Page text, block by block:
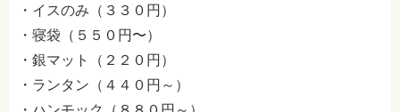
・イスのみ（３３０円）
・寝袋（５５０円〜）
・銀マット（２２０円）
・ランタン（４４０円～）